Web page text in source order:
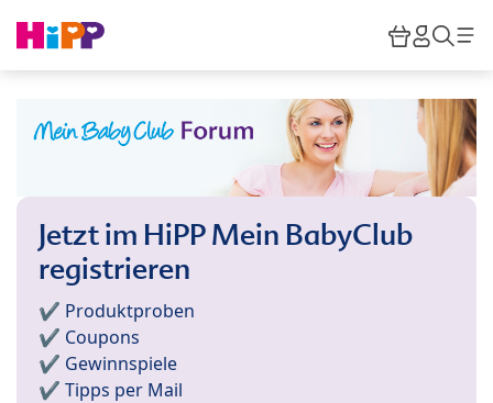
HiPP
Jetzt im HiPP Mein BabyClub
registrieren
✔️ Produktproben
✔️ Coupons
✔️ Gewinnspiele
✔️ Tipps per Mail